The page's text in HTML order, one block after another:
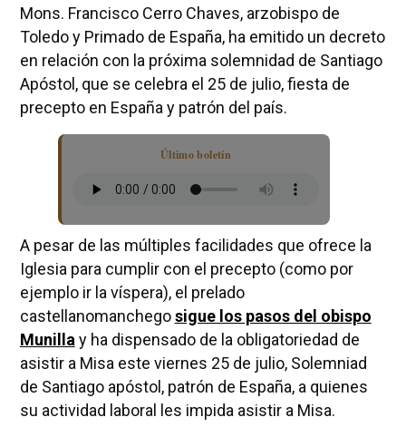
Mons. Francisco Cerro Chaves, arzobispo de
Toledo y Primado de España, ha emitido un decreto
en relación con la próxima solemnidad de Santiago
Apóstol, que se celebra el 25 de julio, fiesta de
precepto en España y patrón del país.
Último boletín
A pesar de las múltiples facilidades que ofrece la
Iglesia para cumplir con el precepto (como por
ejemplo ir la víspera), el prelado
castellanomanchegosigue los pasos del obispo
Munilla y ha dispensado de la obligatoriedad de
asistir a Misa este viernes 25 de julio, Solemniad
de Santiago apóstol, patrón de España, a quienes
su actividad laboral les impida asistir a Misa.